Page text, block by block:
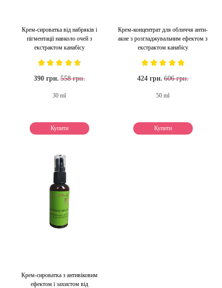
Крем-сироватка від набряків і
пігментації навколо очей з
екстрактом канабісу
390 грн. 558 грн.
30 ml
Купити
Крем-концентрат для обличчя анти-
акне з розгладжувальним ефектом з
екстрактом канабісу
424 грн. 606 грн.
50 ml
Купити
Крем-сироватка з антивіковим
ефектом і захистом від